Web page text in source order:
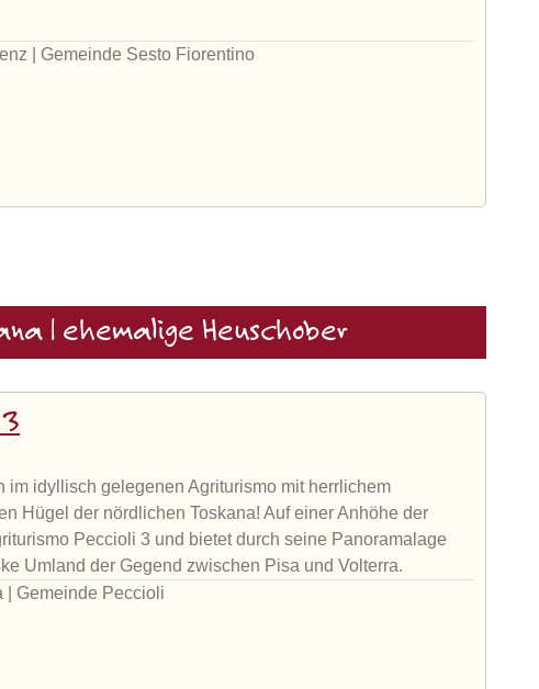
| Gemeinde Sesto Fiorentino
| ehemalige Heuschober
im idyllisch gelegenen Agriturismo mit herrlichem
Hügel der nördlichen Toskana! Auf einer Anhöhe der
Peccioli 3 und bietet durch seine Panoramalage
Umland der Gegend zwischen Pisa und Volterra.
| Gemeinde Peccioli